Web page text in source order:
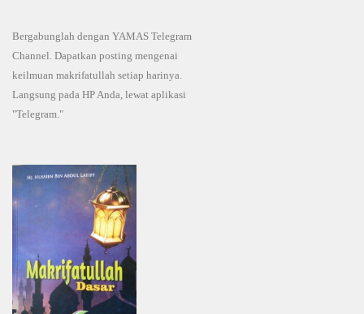
Bergabunglah dengan YAMAS Telegram
Channel. Dapatkan posting mengenai
keilmuan makrifatullah setiap harinya.
Langsung pada HP Anda, lewat aplikasi
"Telegram."